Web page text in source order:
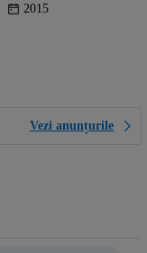
2015
Vezi anunțurile